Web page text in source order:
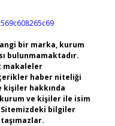
bir marka, kurum
bulunmamaktadır.
makaleler
haber niteliği
kişiler hakkında
ve kişiler ile isim
bilgiler